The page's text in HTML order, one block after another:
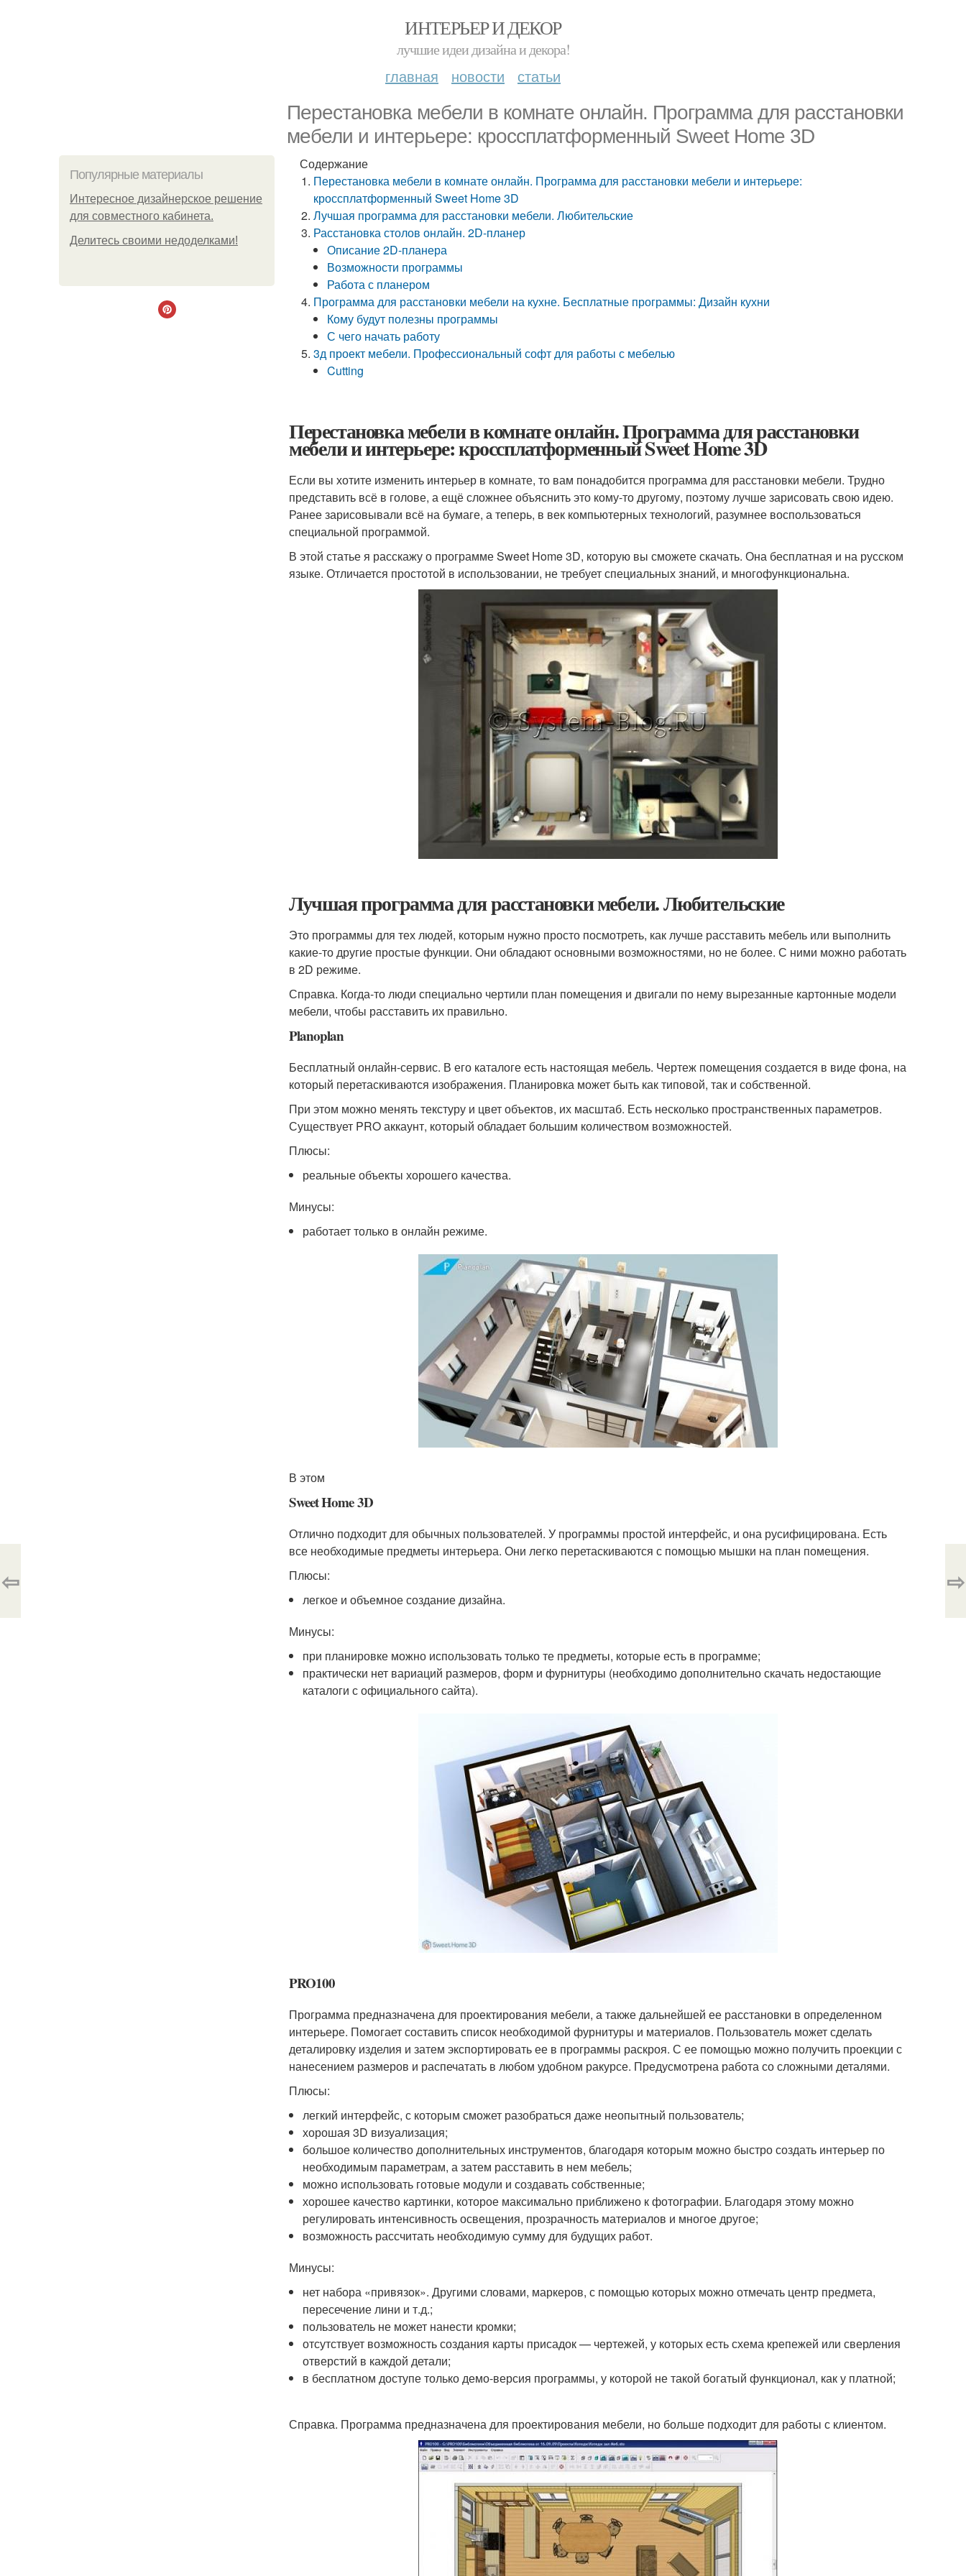
ИНТЕРЬЕР И ДЕКОР
лучшие идеи дизайна и декора!
главная новости статьи
Перестановка мебели в комнате онлайн. Программа для расстановки
мебели и интерьере: кроссплатформенный Sweet Home 3D
Популярные материалы
Интересное дизайнерское решение
для совместного кабинета.
Делитесь своими недоделками!
Содержание
Перестановка мебели в комнате онлайн. Программа для расстановки мебели и интерьере:
кроссплатформенный Sweet Home 3D
Лучшая программа для расстановки мебели. Любительские
Расстановка столов онлайн. 2D-планер
Описание 2D-планера
Возможности программы
Работа с планером
Программа для расстановки мебели на кухне. Бесплатные программы: Дизайн кухни
Кому будут полезны программы
С чего начать работу
3д проект мебели. Профессиональный софт для работы с мебелью
Cutting
Перестановка мебели в комнате онлайн. Программа для расстановки
мебели и интерьере: кроссплатформенный Sweet Home 3D
Если вы хотите изменить интерьер в комнате, то вам понадобится программа для расстановки мебели. Трудно
представить всё в голове, а ещё сложнее объяснить это кому-то другому, поэтому лучше зарисовать свою идею.
Ранее зарисовывали всё на бумаге, а теперь, в век компьютерных технологий, разумнее воспользоваться
специальной программой.
В этой статье я расскажу о программе Sweet Home 3D, которую вы сможете скачать. Она бесплатная и на русском
языке. Отличается простотой в использовании, не требует специальных знаний, и многофункциональна.
Лучшая программа для расстановки мебели. Любительские
Это программы для тех людей, которым нужно просто посмотреть, как лучше расставить мебель или выполнить
какие-то другие простые функции. Они обладают основными возможностями, но не более. С ними можно работать
в 2D режиме.
Справка. Когда-то люди специально чертили план помещения и двигали по нему вырезанные картонные модели
мебели, чтобы расставить их правильно.
Planoplan
Бесплатный онлайн-сервис. В его каталоге есть настоящая мебель. Чертеж помещения создается в виде фона, на
который перетаскиваются изображения. Планировка может быть как типовой, так и собственной.
При этом можно менять текстуру и цвет объектов, их масштаб. Есть несколько пространственных параметров.
Существует PRO аккаунт, который обладает большим количеством возможностей.
Плюсы:
реальные объекты хорошего качества.
Минусы:
работает только в онлайн режиме.
В этом
Sweet Home 3D
Отлично подходит для обычных пользователей. У программы простой интерфейс, и она русифицирована. Есть
все необходимые предметы интерьера. Они легко перетаскиваются с помощью мышки на план помещения.
Плюсы:
легкое и объемное создание дизайна.
Минусы:
при планировке можно использовать только те предметы, которые есть в программе;
практически нет вариаций размеров, форм и фурнитуры (необходимо дополнительно скачать недостающие
каталоги с официального сайта).
PRO100
Программа предназначена для проектирования мебели, а также дальнейшей ее расстановки в определенном
интерьере. Помогает составить список необходимой фурнитуры и материалов. Пользователь может сделать
деталировку изделия и затем экспортировать ее в программы раскроя. С ее помощью можно получить проекции с
нанесением размеров и распечатать в любом удобном ракурсе. Предусмотрена работа со сложными деталями.
Плюсы:
легкий интерфейс, с которым сможет разобраться даже неопытный пользователь;
хорошая 3D визуализация;
большое количество дополнительных инструментов, благодаря которым можно быстро создать интерьер по
необходимым параметрам, а затем расставить в нем мебель;
можно использовать готовые модули и создавать собственные;
хорошее качество картинки, которое максимально приближено к фотографии. Благодаря этому можно
регулировать интенсивность освещения, прозрачность материалов и многое другое;
возможность рассчитать необходимую сумму для будущих работ.
Минусы:
нет набора «привязок». Другими словами, маркеров, с помощью которых можно отмечать центр предмета,
пересечение лини и т.д.;
пользователь не может нанести кромки;
отсутствует возможность создания карты присадок — чертежей, у которых есть схема крепежей или сверления
отверстий в каждой детали;
в бесплатном доступе только демо-версия программы, у которой не такой богатый функционал, как у платной;
Справка. Программа предназначена для проектирования мебели, но больше подходит для работы с клиентом.
⇦ ⇨